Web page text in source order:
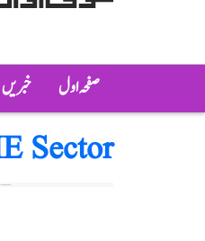
صفحہ اول خبریں
Sector